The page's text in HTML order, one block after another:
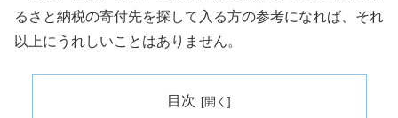
るさと納税の寄付先を探して入る方の参考になれば、それ
以上にうれしいことはありません。
目次